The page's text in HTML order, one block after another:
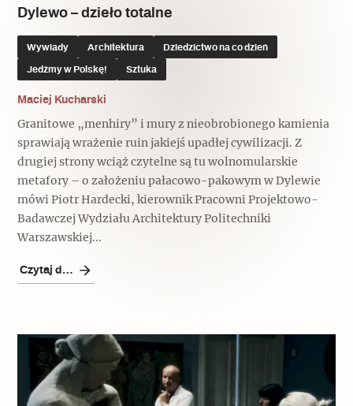
Dylewo – dzieło totalne
Wywiady Architektura Dziedzictwo na co dzień
Jedźmy w Polskę! Sztuka
Maciej Kucharski
Granitowe „menhiry” i mury z nieobrobionego kamienia
sprawiają wrażenie ruin jakiejś upadłej cywilizacji. Z
drugiej strony wciąż czytelne są tu wolnomularskie
metafory – o założeniu pałacowo-pakowym w Dylewie
mówi Piotr Hardecki, kierownik Pracowni Projektowo-
Badawczej Wydziału Architektury Politechniki
Warszawskiej...
Czytaj dalej